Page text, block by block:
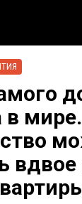
в мире.
вдвое